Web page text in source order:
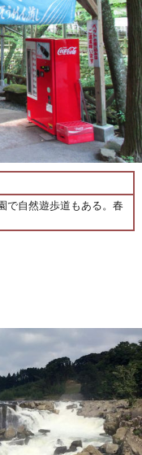
で自然遊歩道もある。春